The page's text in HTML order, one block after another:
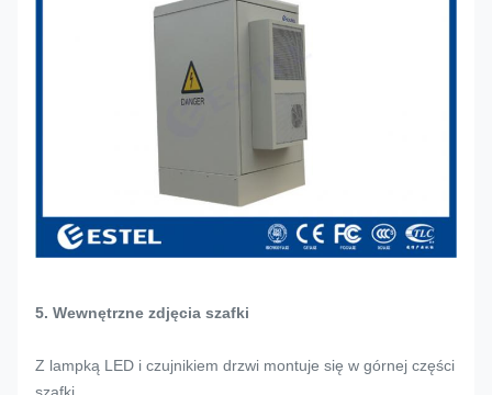
5. Wewnętrzne zdjęcia szafki
Z lampką LED i czujnikiem drzwi montuje się w górnej części